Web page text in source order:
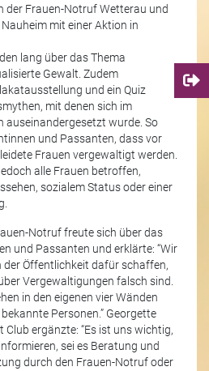
der Frauen-Notruf Wetterau und
mit einer Aktion in
lang über das Thema
Gewalt. Zudem
und ein Quiz
mit denen sich im
auseinandergesetzt wurde. So
und Passanten, dass vor
Frauen vergewaltigt werden.
alle Frauen betroffen,
sozialem Status oder einer
Notruf freute sich über das
und Passanten und erklärte: “Wir
der Öffentlichkeit dafür schaffen,
Vergewaltigungen falsch sind.
in den eigenen vier Wänden
Personen.” Georgette
ergänzte: “Es ist uns wichtig,
sei es Beratung und
durch den Frauen-Notruf oder